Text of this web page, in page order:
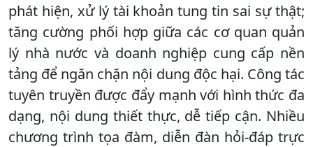
phát hiện, xử lý tài khoản tung tin sai sự thật;
tăng cường phối hợp giữa các cơ quan quản
lý nhà nước và doanh nghiệp cung cấp nền
tảng để ngăn chặn nội dung độc hại. Công tác
tuyên truyền được đẩy mạnh với hình thức đa
dạng, nội dung thiết thực, dễ tiếp cận. Nhiều
chương trình tọa đàm, diễn đàn hỏi-đáp trực